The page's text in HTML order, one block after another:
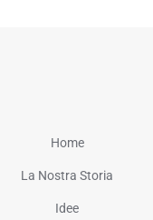
Home
La Nostra Storia
Idee